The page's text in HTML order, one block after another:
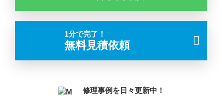
1分で完了！
無料見積依頼
修理事例を日々更新中！